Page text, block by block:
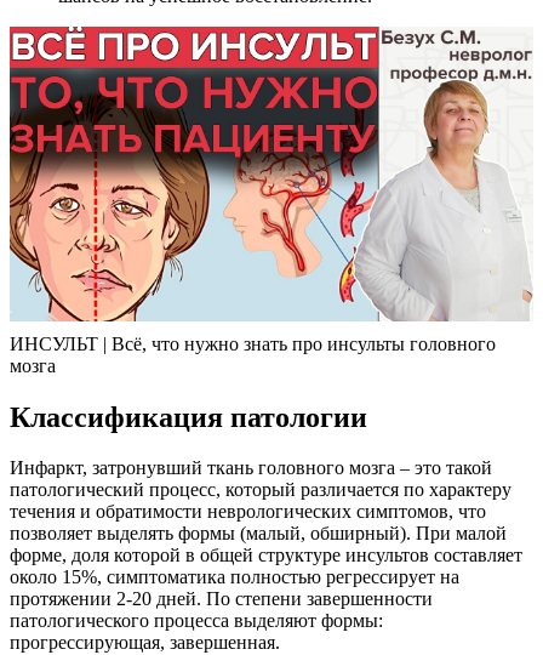
ИНСУЛЬТ | Всё, что нужно знать про инсульты головного
мозга
Классификация патологии
Инфаркт, затронувший ткань головного мозга – это такой
патологический процесс, который различается по характеру
течения и обратимости неврологических симптомов, что
позволяет выделять формы (малый, обширный). При малой
форме, доля которой в общей структуре инсультов составляет
около 15%, симптоматика полностью регрессирует на
протяжении 2-20 дней. По степени завершенности
патологического процесса выделяют формы:
прогрессирующая, завершенная.